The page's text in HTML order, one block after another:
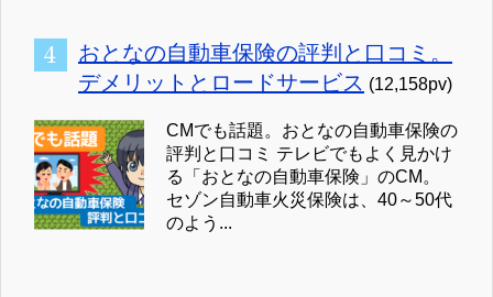
おとなの自動車保険の評判と口コミ。
デメリットとロードサービス (12,158pv)
CMでも話題。おとなの自動車保険の
評判と口コミ テレビでもよく見かけ
る「おとなの自動車保険」のCM。
セゾン自動車火災保険は、40～50代
のよう...